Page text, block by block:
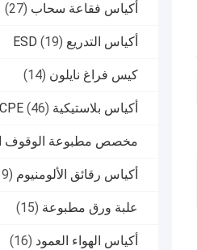
أكياس فقاعة سحاب (27)
أكياس التدريع ESD (19)
كيس فراغ نايلون (14)
أكياس بلاستيكية CPE (46)
مخصص مطبوعة الوقوف
أكياس رقائق الألومنيوم (39)
علبة ورق مطبوعة (15)
أكياس الهواء العمود (16)